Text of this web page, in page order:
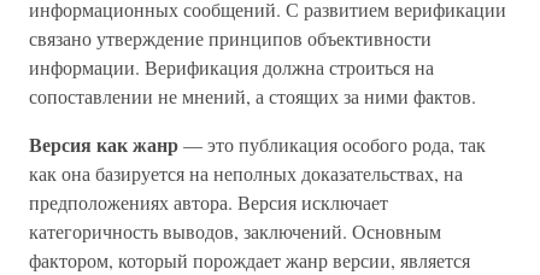
информационных сообщений. С развитием верификации
связано утверждение принципов объективности
информации. Верификация должна строиться на
сопоставлении не мнений, а стоящих за ними фактов.
Версия как жанр— это публикация особого рода, так
как она базируется на неполных доказательствах, на
предположениях автора. Версия исключает
категоричность выводов, заключений. Основным
фактором, который порождает жанр версии, является